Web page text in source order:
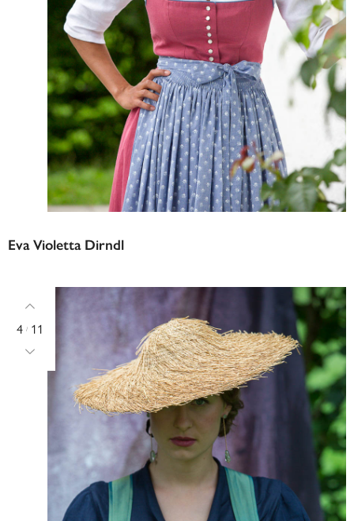
Eva Violetta Dirndl
4 / 11